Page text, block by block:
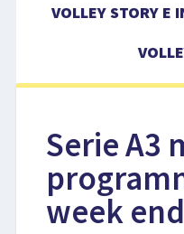
VOLLEY STORY E
Serie A3
week end